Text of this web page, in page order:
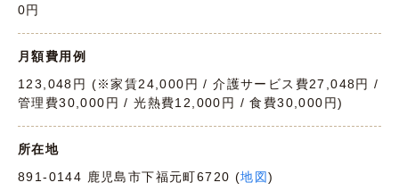
0円
月額費用例
123,048円 (※家賃24,000円 / 介護サービス費27,048円 /
管理費30,000円 / 光熱費12,000円 / 食費30,000円)
所在地
891-0144 鹿児島市下福元町6720 (地図)